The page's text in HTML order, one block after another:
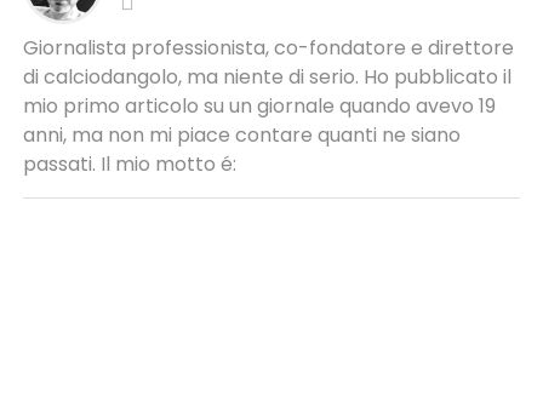
Giornalista professionista, co-fondatore e direttore
di calciodangolo, ma niente di serio. Ho pubblicato il
mio primo articolo su un giornale quando avevo 19
anni, ma non mi piace contare quanti ne siano
passati. Il mio motto é: